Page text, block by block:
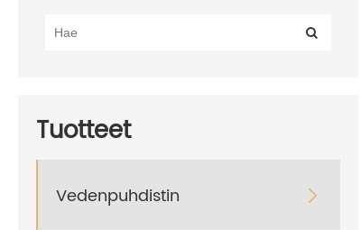
Tuotteet
Vedenpuhdistin 